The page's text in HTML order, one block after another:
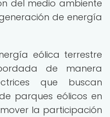
del medio ambiente
de energía
eólica terrestre
de manera
que buscan
parques eólicos en
la participación